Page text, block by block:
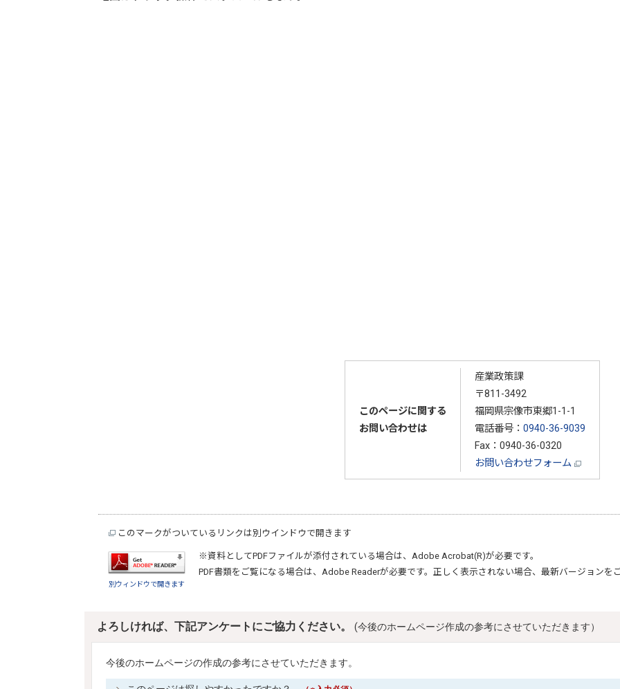
このページに関する
お問い合わせは
産業政策課
〒811-3492
福岡県宗像市東郷1-1-1
電話番号： 0940-36-9039
Fax：0940-36-0320
お問い合わせフォーム
このマークがついているリンクは別ウインドウで開きます
別ウィンドウで開きます
※資料としてPDFファイルが添付されている場合は、 Adobe Acrobat(R)が必要です。
PDF書類をご覧になる場合は、 Adobe Readerが必要です。正しく表示されない場合、最新バージョンを